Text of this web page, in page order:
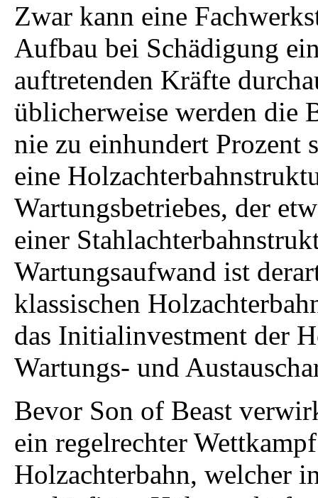
Zwar kann eine
Aufbau bei Schädigung
auftretenden Kräfte
üblicherweise werden die
nie zu einhundert Prozent
eine
Wartungsbetriebes, der
einer
Wartungsaufwand ist
klassischen
das Initialinvestment der
Wartungs- und
Bevor Son of Beast
ein regelrechter
Holzachterbahn, welcher